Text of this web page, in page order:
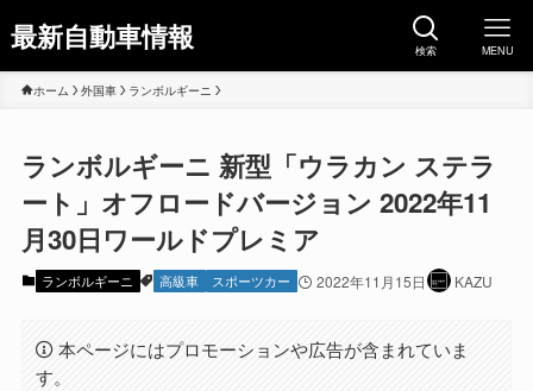
最新自動車情報 検索 MENU
ホーム 外国車 ランボルギーニ
ランボルギーニ 新型「ウラカン ステラ
ート」オフロードバージョン 2022年11
月30日ワールドプレミア
ランボルギーニ 高級車 スポーツカー 2022年11月15日 KAZU
本ページにはプロモーションや広告が含まれていま
す。